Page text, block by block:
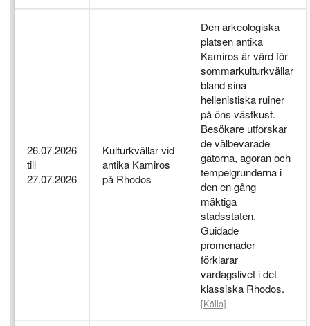
26.07.2026
till
27.07.2026
Kulturkvällar vid
antika Kamiros
på Rhodos
Den arkeologiska
platsen antika
Kamiros är värd för
sommarkulturkvällar
bland sina
hellenistiska ruiner
på öns västkust.
Besökare utforskar
de välbevarade
gatorna, agoran och
tempelgrunderna i
den en gång
mäktiga
stadsstaten.
Guidade
promenader
förklarar
vardagslivet i det
klassiska Rhodos.
[Källa]